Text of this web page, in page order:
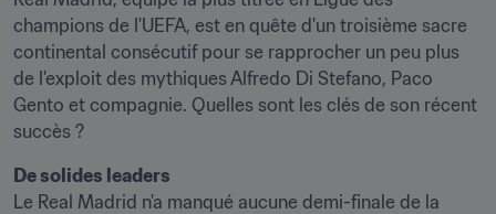
champions de l'UEFA, est en quête d'un troisième sacre
continental consécutif pour se rapprocher un peu plus
de l'exploit des mythiques Alfredo Di Stefano, Paco
Gento et compagnie. Quelles sont les clés de son récent
succès ?
De solides leaders
Le Real Madrid n'a manqué aucune demi-finale de la